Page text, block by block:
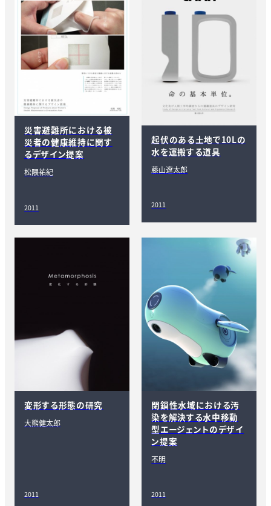
災害避難所における被
災者の健康維持に関す
るデザイン提案
松隈祐紀
2011
起伏のある土地で10Lの
水を運搬する道具
藤山遼太郎
2011
変形する形態の研究
大熊健太郎
2011
閉鎖性水域における汚
染を解決する水中移動
型エージェントのデザイ
ン提案
不明
2011